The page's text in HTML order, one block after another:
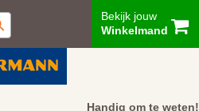
Bekijk jouw
Winkelmand
Handig om te weten!
Klantenservice